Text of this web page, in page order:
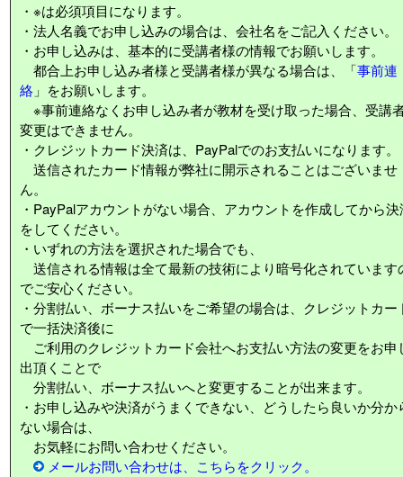
・※は必須項目になります。
・法人名義でお申し込みの場合は、会社名をご記入ください。
・お申し込みは、基本的に受講者様の情報でお願いします。
都合上お申し込み者様と受講者様が異なる場合は、「事前連
絡 」をお願いします。
※事前連絡なくお申し込み者が教材を受け取った場合、受講
変更はできません。
・クレジットカード決済は、PayPalでのお支払いになります。
送信されたカード情報が弊社に開示されることはございませ
ん。
・PayPalアカウントがない場合、アカウントを作成してから決
をしてください。
・いずれの方法を選択された場合でも、
送信される情報は全て最新の技術により暗号化されています
でご安心ください。
・分割払い、ボーナス払いをご希望の場合は、クレジットカー
で一括決済後に
ご利用のクレジットカード会社へお支払い方法の変更をお申
出頂くことで
分割払い、ボーナス払いへと変更することが出来ます。
・お申し込みや決済がうまくできない、どうしたら良いか分か
ない場合は、
お気軽にお問い合わせください。
メールお問い合わせは、こちらをクリック。